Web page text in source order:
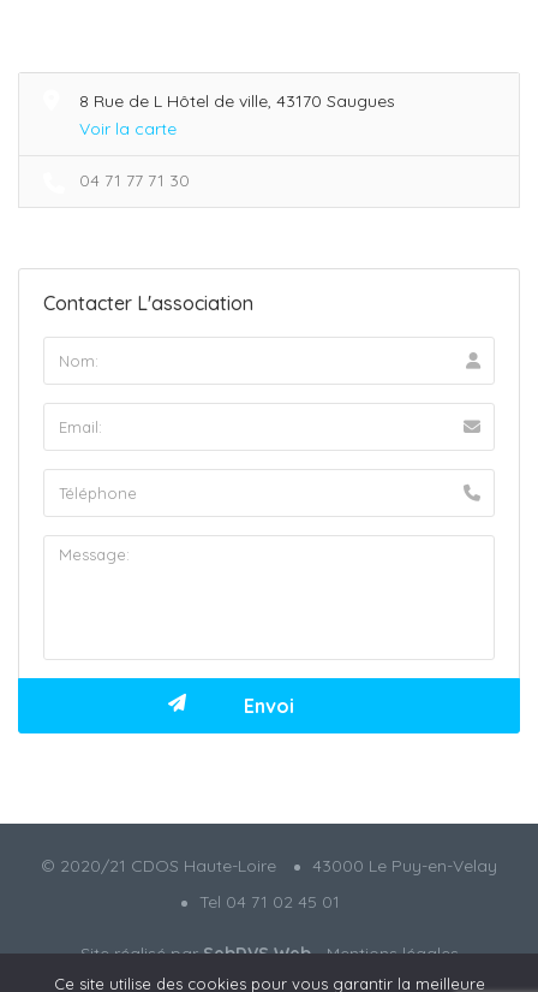
8 Rue de L Hôtel de ville, 43170 Saugues
Voir la carte
04 71 77 71 30
Contacter L'association
© 2020/21 CDOS Haute-Loire
43000 Le Puy-en-Velay
Tel 04 71 02 45 01
Site réalisé parSebDVS Web-Mentions légales
Ce site utilise des cookies pour vous garantir la meilleure